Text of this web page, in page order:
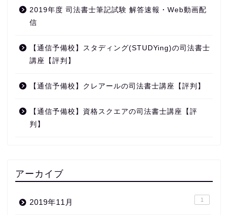
2019年度 司法書士筆記試験 解答速報・Web動画配
信
【通信予備校】スタディング(STUDYing)の司法書士
講座【評判】
【通信予備校】クレアールの司法書士講座【評判】
【通信予備校】資格スクエアの司法書士講座【評
判】
アーカイブ
2019年11月 1